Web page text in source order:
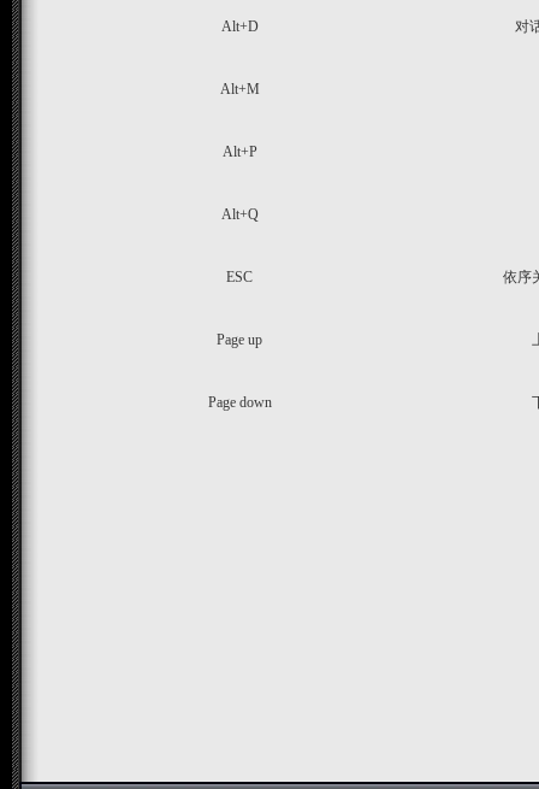
Alt+D 对
Alt+M
Alt+P
Alt+Q
ESC 依序
Page up
Page down